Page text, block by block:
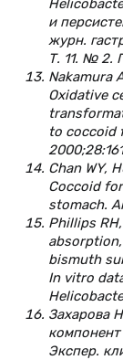
и
журн.
Т. 11. № 2.
Nakamura
Oxidative
to coccoid
Chan WY,
Coccoid
stomach.
Phillips
bismuth
In vitro
Захарова
Экспер.